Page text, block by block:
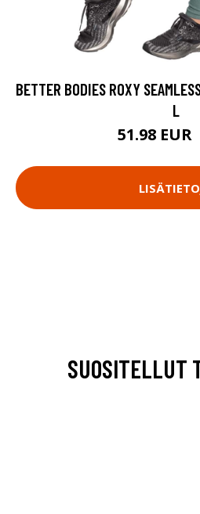
BETTER BODIES ROXY
L
51.98 EUR
SUOSITELLUT